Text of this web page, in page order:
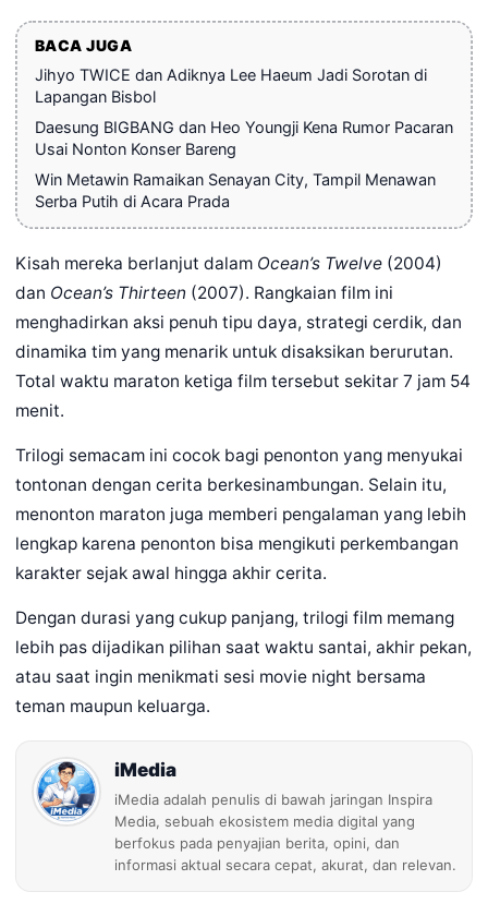
BACA JUGA
Jihyo TWICE dan Adiknya Lee Haeum Jadi Sorotan di
Lapangan Bisbol
Daesung BIGBANG dan Heo Youngji Kena Rumor Pacaran
Usai Nonton Konser Bareng
Win Metawin Ramaikan Senayan City, Tampil Menawan
Serba Putih di Acara Prada
Kisah mereka berlanjut dalam Ocean’s Twelve (2004)
dan Ocean’s Thirteen (2007). Rangkaian film ini
menghadirkan aksi penuh tipu daya, strategi cerdik, dan
dinamika tim yang menarik untuk disaksikan berurutan.
Total waktu maraton ketiga film tersebut sekitar 7 jam 54
menit.
Trilogi semacam ini cocok bagi penonton yang menyukai
tontonan dengan cerita berkesinambungan. Selain itu,
menonton maraton juga memberi pengalaman yang lebih
lengkap karena penonton bisa mengikuti perkembangan
karakter sejak awal hingga akhir cerita.
Dengan durasi yang cukup panjang, trilogi film memang
lebih pas dijadikan pilihan saat waktu santai, akhir pekan,
atau saat ingin menikmati sesi movie night bersama
teman maupun keluarga.
iMedia
iMedia adalah penulis di bawah jaringan Inspira
Media, sebuah ekosistem media digital yang
berfokus pada penyajian berita, opini, dan
informasi aktual secara cepat, akurat, dan relevan.